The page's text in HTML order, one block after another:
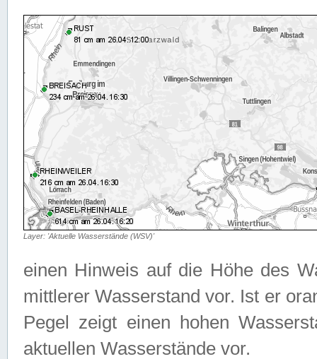
Layer: 'Aktuelle Wasserstände (WSV)'
einen Hinweis auf die Höhe des
mittlerer Wasserstand vor. Ist er
Pegel zeigt einen hohen
aktuellen Wasserstände vor.